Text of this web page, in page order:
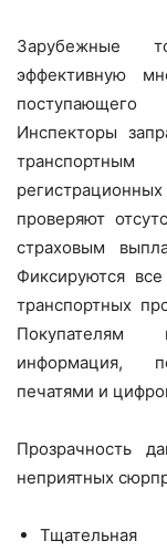
Зарубежные
эффективную
Инспекторы
проверяют
страховым
Фиксируются
транспортных
Покупателям
информация,
печатями и
Прозрачность
неприятных
Тщательная